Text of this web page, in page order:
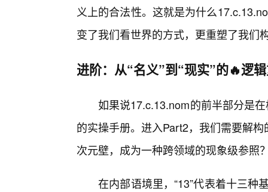
义上的合法性。这就是为什么
变了我们看世界的方式，更重塑了我们
进阶：从“名义”到“现实”的🔥逻
如果说17.c.13.nom的前半部分是
的实操手册。进入Part2，我们需要解
次元壁，成为一种跨领域的现象级参
在内部语境里，“13”代表着十三种